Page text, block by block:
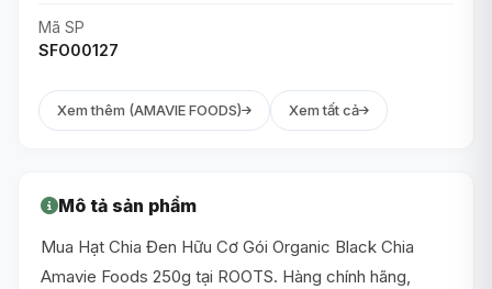
Mã SP
SFO00127
Xem thêm (AMAVIE FOODS) Xem tất cả
Mô tả sản phẩm
Mua Hạt Chia Đen Hữu Cơ Gói Organic Black Chia
Amavie Foods 250g tại ROOTS. Hàng chính hãng,